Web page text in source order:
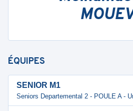
ÉQUIPES
SENIOR M1
Seniors Departemental 2 - POULE A -